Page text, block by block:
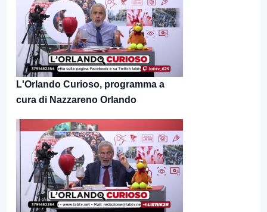
L'Orlando Curioso, programma a
cura di Nazzareno Orlando